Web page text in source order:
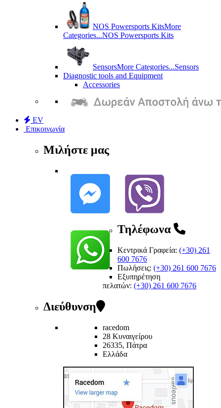
NOS Powersports KitsMore
Categories...NOS Powersports Kits
SensorsMore Categories...Sensors
Diagnostic tools and Equipment
Accessories
EV
Επικοινωνία
Μιλήστε μας
Τηλέφωνα
Κεντρικά Γραφεία: (+30) 261
600 7676
Πωλήσεις: (+30) 261 600 7676
Εξυπηρέτηση
πελατών: (+30) 261 600 7676
Διεύθυνση
racedom
28 Κυναιγείρου
26335, Πάτρα
Ελλάδα